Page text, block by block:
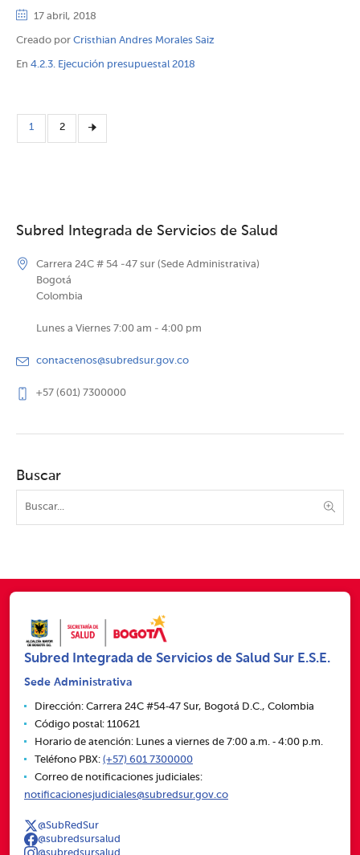
17 abril, 2018
Creado por Cristhian Andres Morales Saiz
En 4.2.3. Ejecución presupuestal 2018
1 2
Subred Integrada de Servicios de Salud
Carrera 24C # 54 -47 sur (Sede Administrativa)
Bogotá
Colombia
Lunes a Viernes 7:00 am - 4:00 pm
contactenos@subredsur.gov.co
+57 (601) 7300000
Buscar
Subred Integrada de Servicios de Salud Sur E.S.E.
Sede Administrativa
Dirección: Carrera 24C #54‑47 Sur, Bogotá D.C., Colombia
Código postal: 110621
Horario de atención: Lunes a viernes de 7:00 a.m. ‑ 4:00 p.m.
Teléfono PBX: (+57) 601 7300000
Correo de notificaciones judiciales:
notificacionesjudiciales@subredsur.gov.co
@SubRedSur
@subredsursalud
@subredsursalud